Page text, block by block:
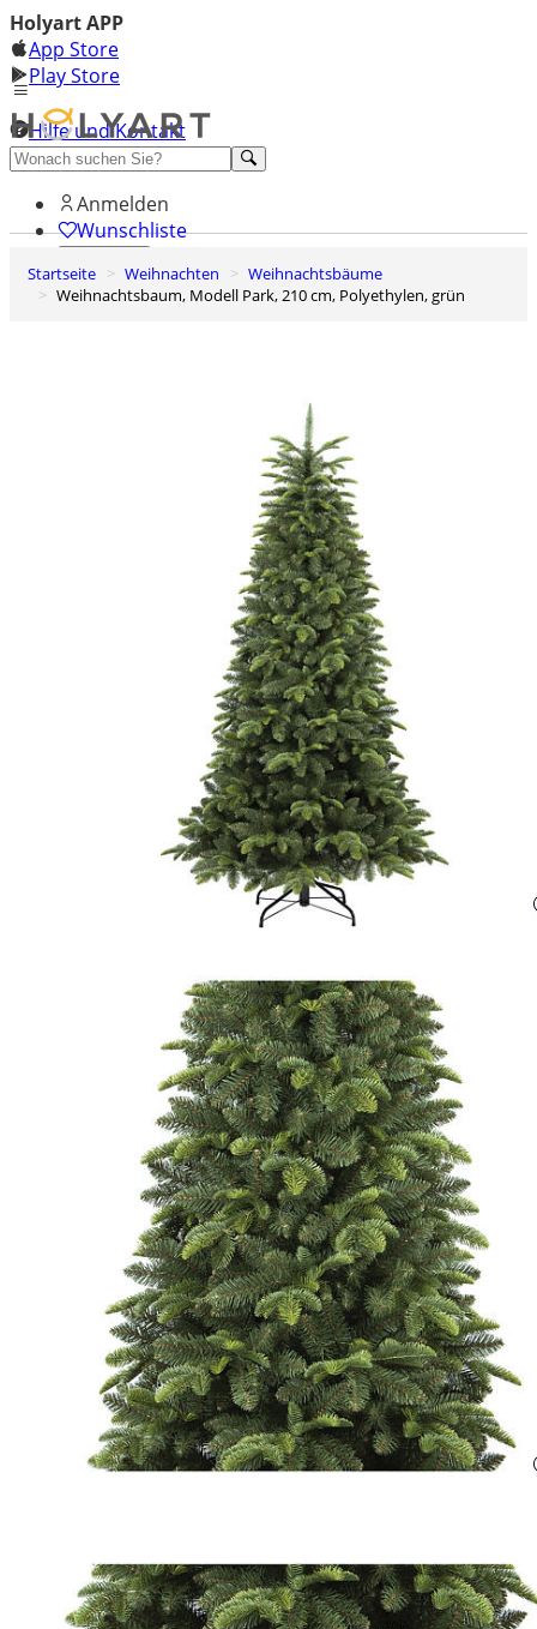
Holyart APP
App Store
Play Store
Hilfe und Kontakt
Entdecken Sie Premium
Anmelden
Wunschliste
0
Warenkorb
Startseite Weihnachten
Weihnachtsbäume
Weihnachtsbaum, Modell Park, 210 cm, Polyethylen, grün